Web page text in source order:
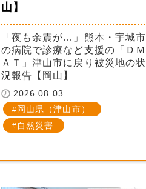
山】
「夜も余震が…」熊本・宇城市
の病院で診療など支援の「ＤＭ
ＡＴ」津山市に戻り被災地の状
況報告【岡山】
2026.08.03
岡山県（津山市）
自然災害